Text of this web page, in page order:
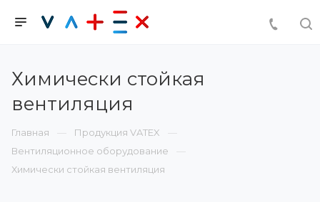
Химически стойкая
вентиляция
Главная
Продукция VATEX
Вентиляционное оборудование
Химически стойкая вентиляция